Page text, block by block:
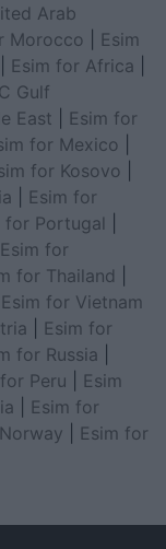
Arab
Morocco
Esim
Esim for Africa
Gulf
East
Esim for
for Mexico
for Kosovo
Esim for
for Portugal
Esim for
for Thailand
Esim for Vietnam
Esim for
for Russia
Peru
Esim
Esim for
Esim for